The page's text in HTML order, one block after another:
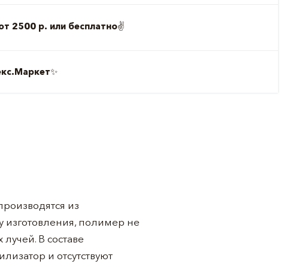
2500 р. или бесплатно✌️
✨
из
изготовления, полимер не
В составе
и отсутствуют